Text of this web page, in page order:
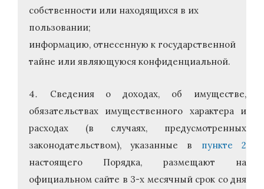
собственности или находящихся в их
пользовании;
информацию, отнесенную к государственной
тайне или являющуюся конфиденциальной.
Сведения о доходах, об имуществе,
обязательствах имущественного характера и
расходах (в случаях, предусмотренных
законодательством), указанные в пункте 2
настоящего Порядка, размещают на
официальном сайте в 3-х месячный срок со дня